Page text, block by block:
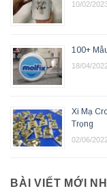
10/02/
100+
18/04/
Xi Mạ
Trọng
02/06/
BÀI VIẾT MỚI